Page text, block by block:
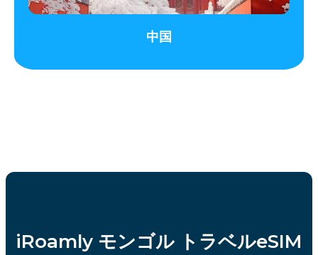
中国
iRoamly モンゴル トラベルeSIM